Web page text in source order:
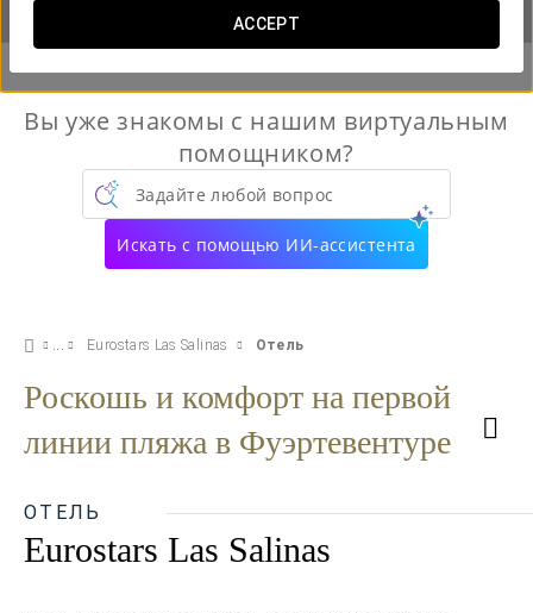
ACCEPT
Вы уже знакомы с нашим виртуальным
помощником?
Задайте любой вопрос
Искать с помощью ИИ-ассистента
Eurostars Las Salinas Отель
Роскошь и комфорт на первой
линии пляжа в Фуэртевентуре
ОТЕЛЬ
Eurostars Las Salinas